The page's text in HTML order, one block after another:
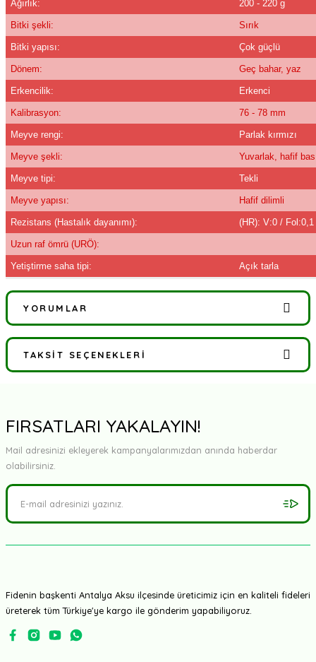
Ağırlık: 200 - 220 g
Bitki şekli: Sırık
Bitki yapısı: Çok güçlü
Dönem: Geç bahar, yaz
Erkencilik: Erkenci
Kalibrasyon: 76 - 78 mm
Meyve rengi: Parlak kırmızı
Meyve şekli: Yuvarlak, hafif
Meyve tipi: Tekli
Meyve yapısı: Hafif dilimli
Rezistans (Hastalık dayanımı): (HR): V:0 /
Uzun raf ömrü (URÖ):
Yetiştirme saha tipi: Açık tarla
YORUMLAR
Bu ürüne ilk yorumu siz yapın!
TAKSIT SEÇENEKLERI
FIRSATLARI YAKALAYIN!
Mail adresinizi ekleyerek kampanyalarımızdan anında haberdar
olabilirsiniz.
Fidenin başkenti Antalya Aksu ilçesinde üreticimiz için en kaliteli fideleri
üreterek tüm Türkiye'ye kargo ile gönderim yapabiliyoruz.